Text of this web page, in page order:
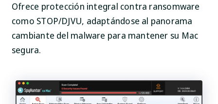
Ofrece protección integral contra ransomware
como STOP/DJVU, adaptándose al panorama
cambiante del malware para mantener su Mac
segura.